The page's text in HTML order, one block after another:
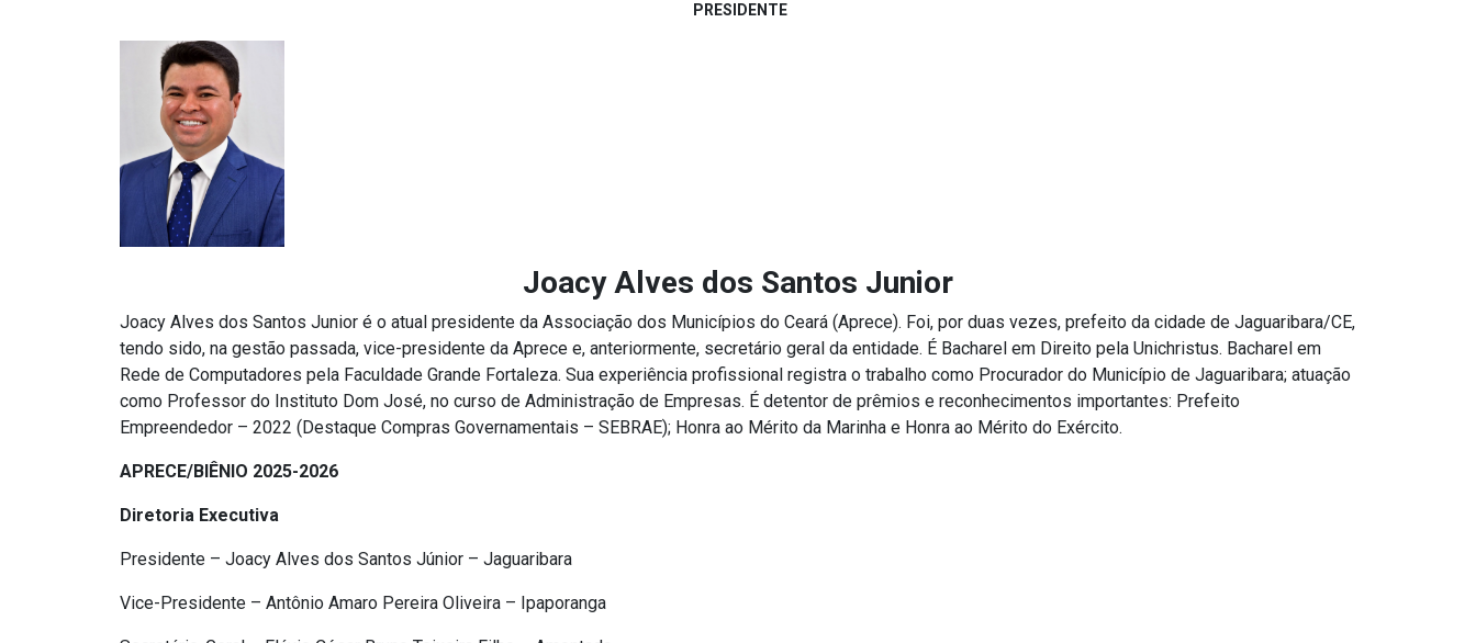
PRESIDENTE
Joacy Alves dos Santos Junior
Joacy Alves dos Santos Junior é o atual presidente da Associação dos Municípios do Ceará (Aprece). Foi, por duas vezes, prefeito da cidade de Jaguaribara/CE,
tendo sido, na gestão passada, vice-presidente da Aprece e, anteriormente, secretário geral da entidade. É Bacharel em Direito pela Unichristus. Bacharel em
Rede de Computadores pela Faculdade Grande Fortaleza. Sua experiência profissional registra o trabalho como Procurador do Município de Jaguaribara; atuação
como Professor do Instituto Dom José, no curso de Administração de Empresas. É detentor de prêmios e reconhecimentos importantes: Prefeito
Empreendedor – 2022 (Destaque Compras Governamentais – SEBRAE); Honra ao Mérito da Marinha e Honra ao Mérito do Exército.
APRECE/BIÊNIO 2025-2026
Diretoria Executiva
Presidente – Joacy Alves dos Santos Júnior – Jaguaribara
Vice-Presidente – Antônio Amaro Pereira Oliveira – Ipaporanga